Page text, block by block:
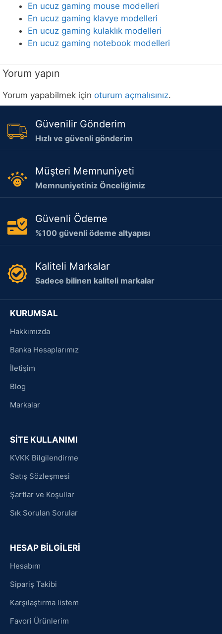
En ucuz gaming mouse modelleri
En ucuz gaming klavye modelleri
En ucuz gaming kulaklık modelleri
En ucuz gaming notebook modelleri
Yorum yapın
Yorum yapabilmek için oturum açmalısınız.
Güvenilir Gönderim
Hızlı ve güvenli gönderim
Müşteri Memnuniyeti
Memnuniyetiniz Önceliğimiz
Güvenli Ödeme
%100 güvenli ödeme altyapısı
Kaliteli Markalar
Sadece bilinen kaliteli markalar
KURUMSAL
Hakkımızda
Banka Hesaplarımız
İletişim
Blog
Markalar
SİTE KULLANIMI
KVKK Bilgilendirme
Satış Sözleşmesi
Şartlar ve Koşullar
Sık Sorulan Sorular
HESAP BİLGİLERİ
Hesabım
Sipariş Takibi
Karşılaştırma listem
Favori Ürünlerim